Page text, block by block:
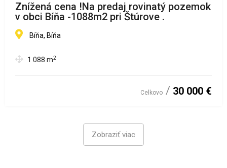
Znížená cena !Na predaj rovinatý pozemok
v obci Bíňa -1088m2 pri Štúrove .
Bíňa, Bíňa
1 088 m2
Celkovo 30 000 €
Zobraziť viac